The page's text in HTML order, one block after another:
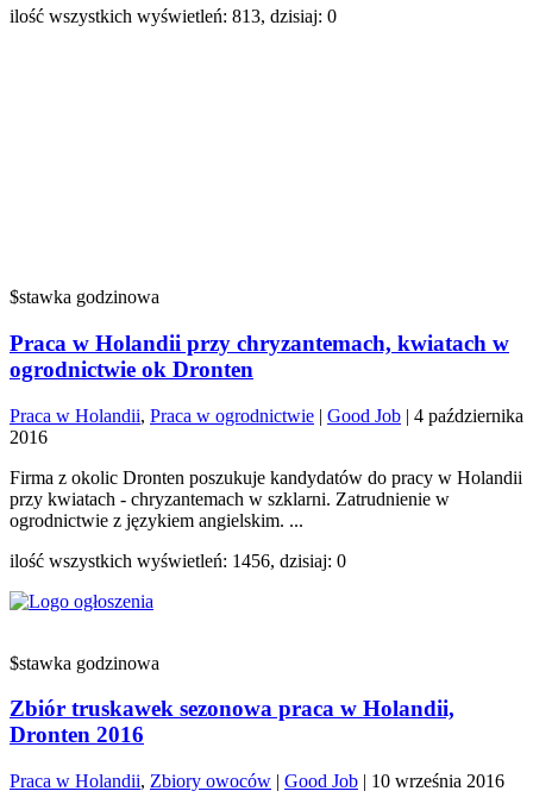
ilość wszystkich wyświetleń: 813, dzisiaj: 0
$stawka godzinowa
Praca w Holandii przy chryzantemach, kwiatach w
ogrodnictwie ok Dronten
Praca w Holandii, Praca w ogrodnictwie | Good Job | 4 października
2016
Firma z okolic Dronten poszukuje kandydatów do pracy w Holandii
przy kwiatach - chryzantemach w szklarni. Zatrudnienie w
ogrodnictwie z językiem angielskim. ...
ilość wszystkich wyświetleń: 1456, dzisiaj: 0
$stawka godzinowa
Zbiór truskawek sezonowa praca w Holandii,
Dronten 2016
Praca w Holandii, Zbiory owoców | Good Job | 10 września 2016